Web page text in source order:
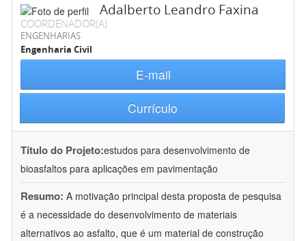
Adalberto Leandro Faxina
COORDENADOR(A)
ENGENHARIAS
Engenharia Civil
E-mail
Currículo
Título do Projeto:estudos para desenvolvimento de
bioasfaltos para aplicações em pavimentação
Resumo: A motivação principal desta proposta de pesquisa
é a necessidade do desenvolvimento de materiais
alternativos ao asfalto, que é um material de construção